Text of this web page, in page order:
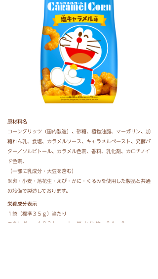
原材料名
コーングリッツ（国内製造）、砂糖、植物油脂、マーガリン、加
糖れん乳、食塩、カラメルソース、キャラメルペースト、発酵バ
ター／ソルビトール、カラメル色素、香料、乳化剤、カロチノイ
ド色素、
（一部に乳成分・大豆を含む）
※卵・小麦・落花生・えび・かに・くるみを使用した製品と共通
の設備で製造しております。
栄養成分表示
１袋（標準３５ｇ）当たり
エネルギー １９３ｋｃａｌ 炭 水 化 物 ２１．８ｇ